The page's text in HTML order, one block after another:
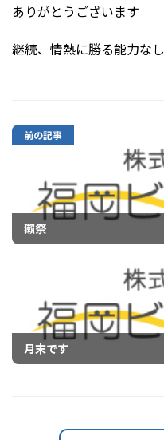
ありがとうございます
継続、情熱に勝る能力なし
前の記事
獺祭
月末です